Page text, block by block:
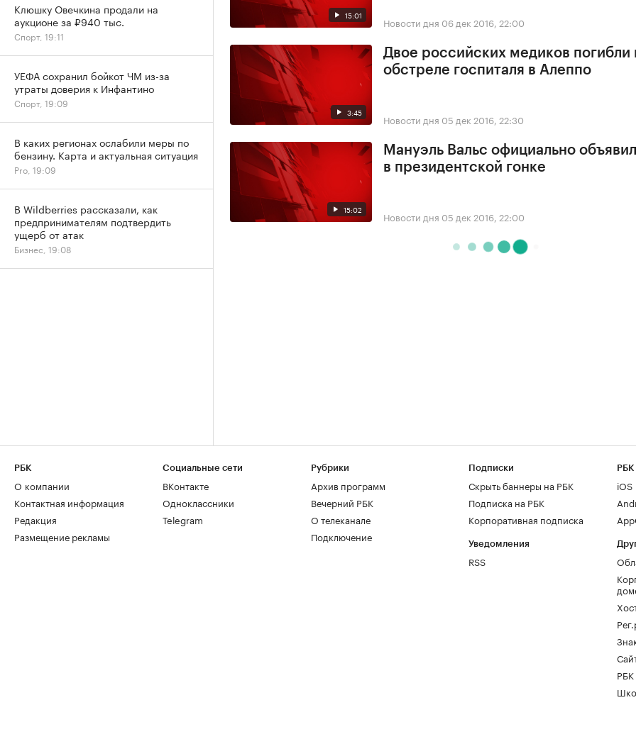
15:01 Новости дня 06 дек 2016, 22:00
3:45
Двое российских медиков погибли
обстреле госпиталя в Алеппо
Новости дня 05 дек 2016, 22:30
15:02
Мануэль Вальс официально
в президентской гонке
Новости дня 05 дек 2016, 22:00
Клюшку Овечкина продали на
аукционе за ₽940 тыс.
Спорт, 19:11
УЕФА сохранил бойкот ЧМ из-за
утраты доверия к Инфантино
Спорт, 19:09
В каких регионах ослабили меры по
бензину. Карта и актуальная ситуация
Pro, 19:09
В Wildberries рассказали, как
предпринимателям подтвердить
ущерб от атак
Бизнес, 19:08
РБК
О компании
Контактная информация
Редакция
Размещение рекламы
Социальные сети
ВКонтакте
Одноклассники
Telegram
Рубрики
Архив программ
Вечерний РБК
О телеканале
Подключение
Подписки
Скрыть баннеры на РБК
Подписка на РБК
Корпоративная подписка
Уведомления
RSS
РБК
iOS